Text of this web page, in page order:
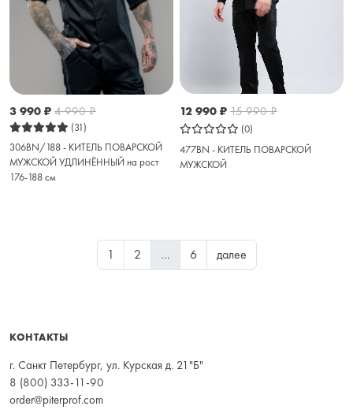
3 990 ₽ 4 990₽
(31)
306BN/188 - КИТЕЛЬ ПОВАРСКОЙ
МУЖСКОЙ УДЛИНЁННЫЙ на рост
176-188 см
12 990 ₽ 15 990₽
(0)
477BN - КИТЕЛЬ ПОВАРСКОЙ
МУЖСКОЙ
1 2 ... 6 далее
КОНТАКТЫ
г. Санкт Петербург, ул. Курская д. 21"Б"
8 (800) 333-11-90
order@piterprof.com